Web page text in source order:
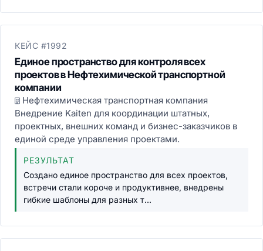
КЕЙС #1992
Единое пространство для контроля всех
проектов в Нефтехимической транспортной
компании
Нефтехимическая транспортная компания
Внедрение Kaiten для координации штатных,
проектных, внешних команд и бизнес-заказчиков в
единой среде управления проектами.
РЕЗУЛЬТАТ
Создано единое пространство для всех проектов,
встречи стали короче и продуктивнее, внедрены
гибкие шаблоны для разных т...